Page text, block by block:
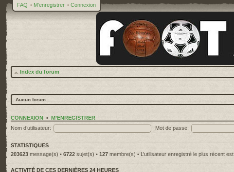
FAQ • M’enregistrer • Connexion
Index du forum
Aucun forum.
CONNEXION • M’ENREGISTRER
Nom d’utilisateur:
Mot de passe:
STATISTIQUES
203623 message(s) • 6722 sujet(s) • 127 membre(s) • L’utilisateur enregistré le plus récent est
ACTIVITÉ DE CES DERNIÈRES 24 HEURES